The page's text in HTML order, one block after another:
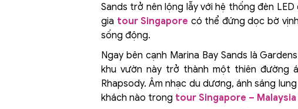
Sands trở nên lộng lẫy với hệ thống đèn
gia tour Singapore có thể đứng dọc bờ
sống động.
Ngay bên cạnh Marina Bay Sands là
khu vườn này trở thành một thiên đường
Rhapsody. Âm nhạc du dương, ánh sáng
khách nào trong tour Singapore –